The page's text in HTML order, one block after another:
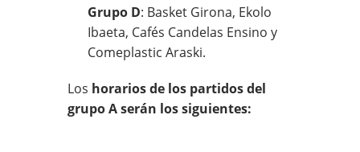
Grupo D: Basket Girona, Ekolo
Ibaeta, Cafés Candelas Ensino y
Comeplastic Araski.
Los horarios de los partidos del
grupo A serán los siguientes: